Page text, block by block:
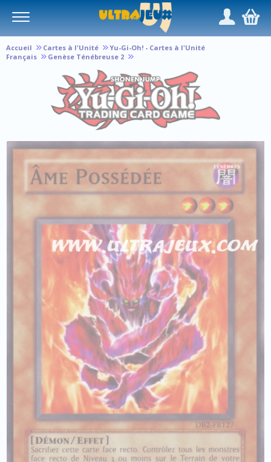
/,
Accueil Cartes à l'Unité
Yu-Gi-Oh! - Cartes à l'Unité
Français
Genèse Ténébreuse 2